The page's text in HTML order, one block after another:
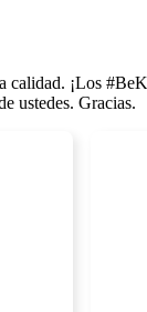
¡Los
ustedes. Gracias.